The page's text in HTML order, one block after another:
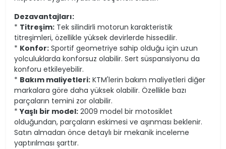
Dezavantajları:
* Titreşim: Tek silindirli motorun karakteristik
titreşimleri, özellikle yüksek devirlerde hissedilir.
* Konfor: Sportif geometriye sahip olduğu için uzun
yolculuklarda konforsuz olabilir. Sert süspansiyonu da
konforu etkileyebilir.
* Bakım maliyetleri: KTM'lerin bakım maliyetleri diğer
markalara göre daha yüksek olabilir. Özellikle bazı
parçaların temini zor olabilir.
*Yaşlı bir model: 2009 model bir motosiklet
olduğundan, parçaların eskimesi ve aşınması beklenir.
Satın almadan önce detaylı bir mekanik inceleme
yaptırılması şarttır.